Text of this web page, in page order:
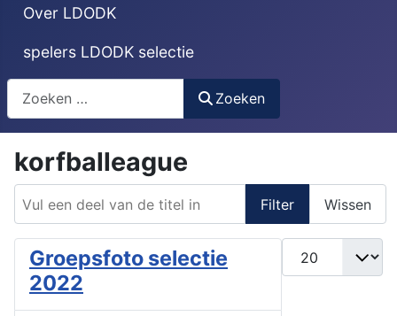
Over LDODK
spelers LDODK selectie
Search
Zoeken
korfballeague
Filter Wissen
Toon #
Groepsfoto selectie
2022